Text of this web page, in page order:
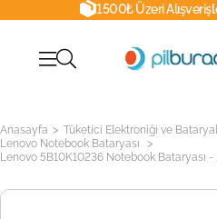
1500₺ Üzeri
Anasayfa > Tüketici Elektroniği ve
Lenovo Notebook Bataryası >
Lenovo 5B10K10236 Notebook Bataryası